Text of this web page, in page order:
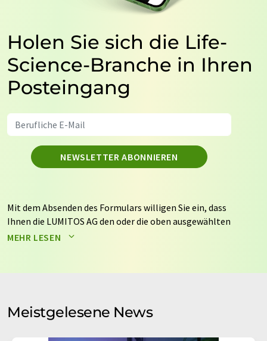
Holen Sie sich die Life-
Science-Branche in Ihren
Posteingang
NEWSLETTER ABONNIEREN
Mit dem Absenden des Formulars willigen Sie ein, dass
Ihnen die LUMITOS AG den oder die oben ausgewählten
Newsletter per E-Mail zusendet. Ihre Daten werden
auf Basis unsererDatenschutzerklärung. LUMITOS darf
Meinungsforschung per E-Mail kontaktieren. Ihre
Einwilligung können Sie jederzeit ohne Angabe von
MEHR LESEN
Meistgelesene News